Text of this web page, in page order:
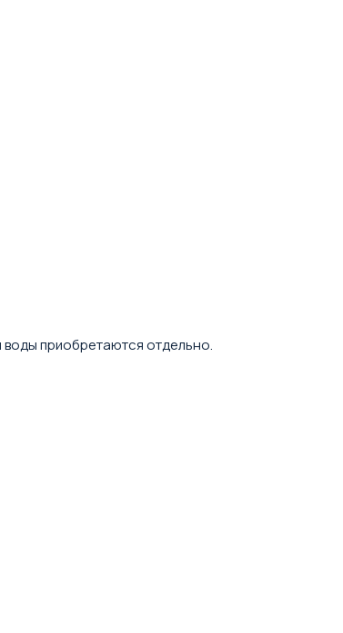
воды приобретаются отдельно.